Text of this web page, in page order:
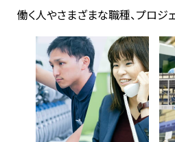
働く人やさまざまな職種、プロジ